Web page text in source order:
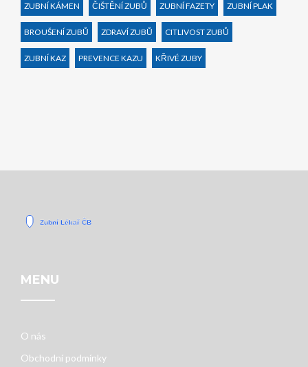
ZUBNÍ KÁMEN ČIŠTĚNÍ ZUBŮ ZUBNÍ FAZETY ZUBNÍ PLAK
BROUŠENÍ ZUBŮ ZDRAVÍ ZUBŮ CITLIVOST ZUBŮ
ZUBNÍ KAZ PREVENCE KAZU KŘIVÉ ZUBY
MENU
O nás
Obchodní podmínky